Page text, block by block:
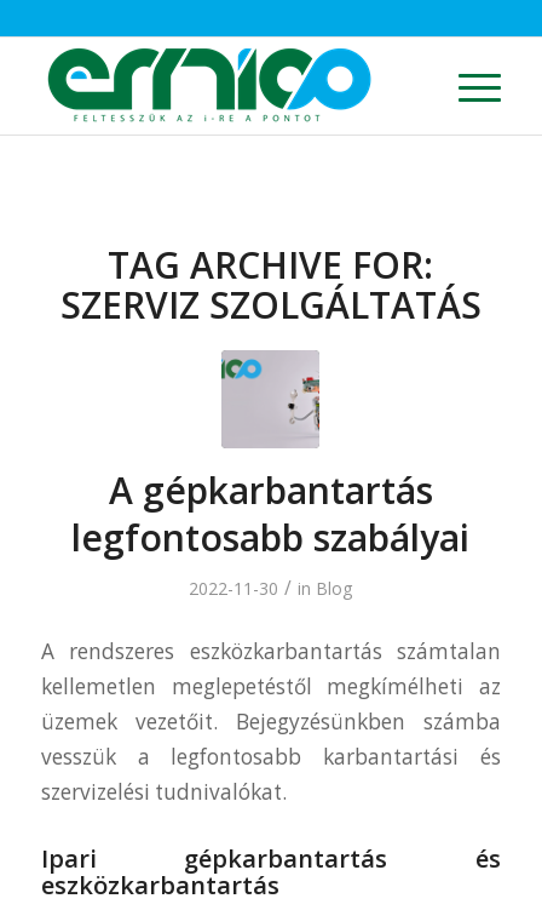
TAG ARCHIVE FOR:
SZERVIZ SZOLGÁLTATÁS
A gépkarbantartás
legfontosabb szabályai
2022-11-30 / in Blog
A rendszeres eszközkarbantartás számtalan
kellemetlen meglepetéstől megkímélheti az
üzemek vezetőit. Bejegyzésünkben számba
vesszük a legfontosabb karbantartási és
szervizelési tudnivalókat.
Ipari gépkarbantartás és
eszközkarbantartás